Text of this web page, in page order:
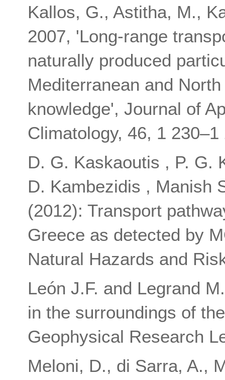
Kallos, G., Astitha, M.,
2007, 'Long-range
naturally produced
Mediterranean and
knowledge', Journal of
Climatology, 46, 1 230–1
D. G. Kaskaoutis , P. G.
D. Kambezidis , Manish
(2012): Transport
Greece as detected by
Natural Hazards and
León J.F. and Legrand
in the surroundings of
Geophysical Research
Meloni, D., di Sarra, A.,